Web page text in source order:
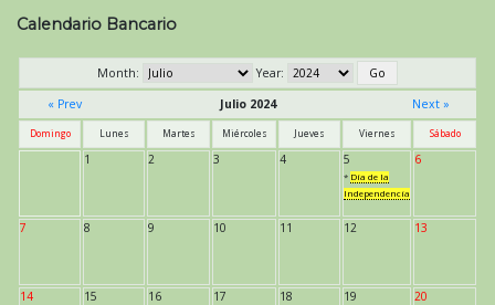
Calendario Bancario
Month:
Year:
« Prev
Julio 2024 Next »
Domingo Lunes Martes Miércoles Jueves Viernes Sábado
1 2 3 4 5
* Día de la
Independencia
6
7 8 9 10 11 12 13
14 15 16 17 18 19 20